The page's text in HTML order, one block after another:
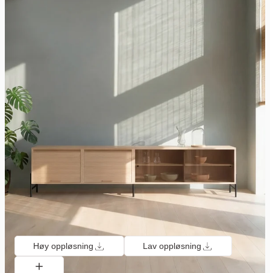
Høy oppløsning Lav oppløsning